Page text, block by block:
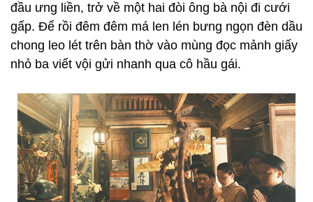
đầu ưng liền, trở về một hai đòi ông bà nội đi cưới
gấp. Để rồi đêm đêm má len lén bưng ngọn đèn dầu
chong leo lét trên bàn thờ vào mùng đọc mảnh giấy
nhỏ ba viết vội gửi nhanh qua cô hầu gái.